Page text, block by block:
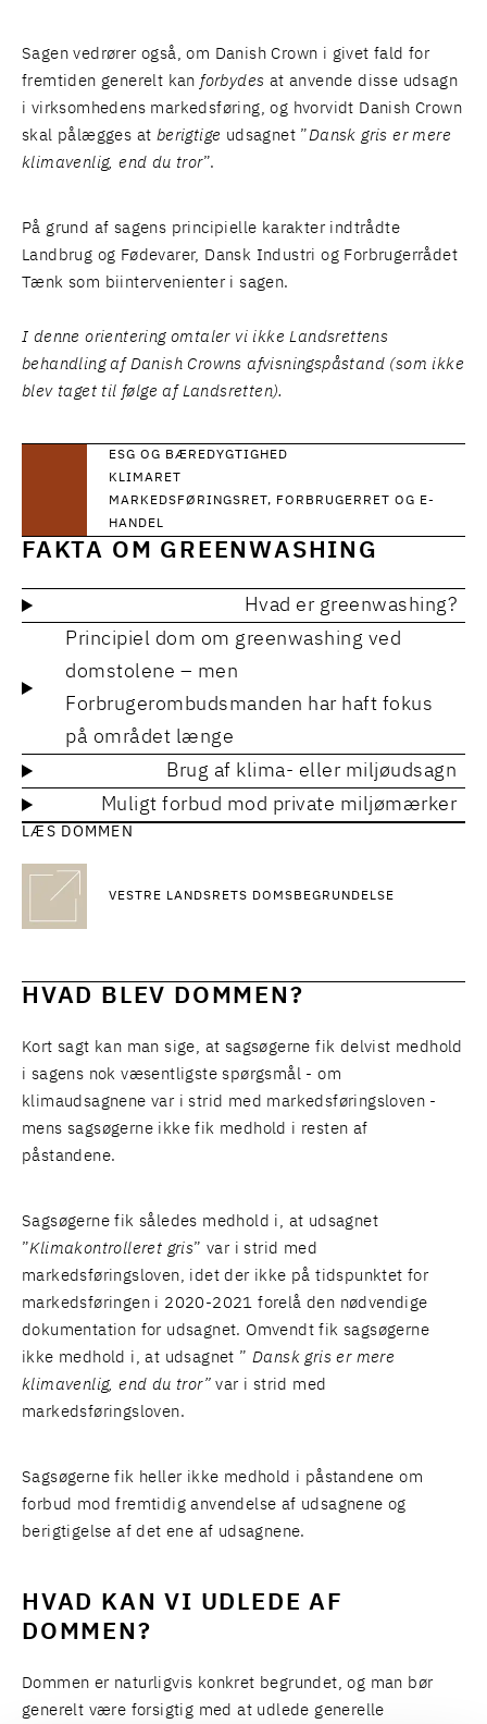
Sagen vedrører også, om Danish Crown i givet fald for
fremtiden generelt kan forbydes at anvende disse udsagn
i virksomhedens markedsføring, og hvorvidt Danish Crown
skal pålægges at berigtige udsagnet ”Dansk gris er mere
klimavenlig, end du tror”.
På grund af sagens principielle karakter indtrådte
Landbrug og Fødevarer, Dansk Industri og Forbrugerrådet
Tænk som biintervenienter i sagen.
I denne orientering omtaler vi ikke Landsrettens
behandling af Danish Crowns afvisningspåstand (som ikke
blev taget til følge af Landsretten).
ESG OG BÆREDYGTIGHED
KLIMARET
MARKEDSFØRINGSRET, FORBRUGERRET OG E-
HANDEL
FAKTA OM GREENWASHING
Hvad er greenwashing?
Principiel dom om greenwashing ved
domstolene – men
Forbrugerombudsmanden har haft fokus
på området længe
Brug af klima- eller miljøudsagn
Muligt forbud mod private miljømærker
LÆS DOMMEN
VESTRE LANDSRETS DOMSBEGRUNDELSE
HVAD BLEV DOMMEN?
Kort sagt kan man sige, at sagsøgerne fik delvist medhold
i sagens nok væsentligste spørgsmål - om
klimaudsagnene var i strid med markedsføringsloven -
mens sagsøgerne ikke fik medhold i resten af
påstandene.
Sagsøgerne fik således medhold i, at udsagnet
”Klimakontrolleret gris” var i strid med
markedsføringsloven, idet der ikke på tidspunktet for
markedsføringen i 2020-2021 forelå den nødvendige
dokumentation for udsagnet. Omvendt fik sagsøgerne
ikke medhold i, at udsagnet ” Dansk gris er mere
klimavenlig, end du tror”var i strid med
markedsføringsloven.
Sagsøgerne fik heller ikke medhold i påstandene om
forbud mod fremtidig anvendelse af udsagnene og
berigtigelse af det ene af udsagnene.
HVAD KAN VI UDLEDE AF
DOMMEN?
Dommen er naturligvis konkret begrundet, og man bør
generelt være forsigtig med at udlede generelle